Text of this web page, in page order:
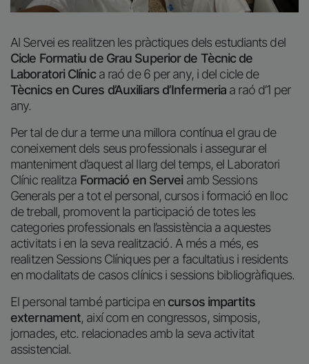
Al Servei es realitzen les pràctiques dels estudiants del
Cicle Formatiu de Grau Superior de Tècnic de
Laboratori Clínica raó de 6 per any, i del cicle de
Tècnics en Cures d’Auxiliars d’Infermeria a raó d’1 per
any.
Per tal de dur a terme una millora contínua el grau de
coneixement dels seus professionals i assegurar el
manteniment d’aquest al llarg del temps, el Laboratori
Clínic realitza Formació en Serveiamb Sessions
Generals per a tot el personal, cursos i formació en lloc
de treball, promovent la participació de totes les
categories professionals en l’assistència a aquestes
activitats i en la seva realització. A més a més, es
realitzen Sessions Clíniques per a facultatius i residents
en modalitats de casos clínics i sessions bibliogràfiques.
El personal també participa en cursos impartits
externament, així com en congressos, simposis,
jornades, etc. relacionades amb la seva activitat
assistencial.